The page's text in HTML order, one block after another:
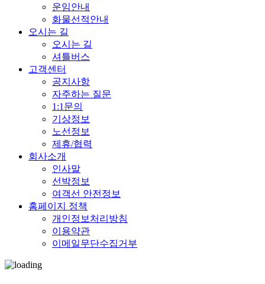
운임안내
화물선적안내
오시는 길
오시는 길
셔틀버스
고객센터
공지사항
자주하는 질문
1:1문의
기상정보
노선정보
제휴/협력
회사소개
인사말
선박정보
여객선 안전정보
홈페이지 정책
개인정보처리방침
이용약관
이메일무단수집거부